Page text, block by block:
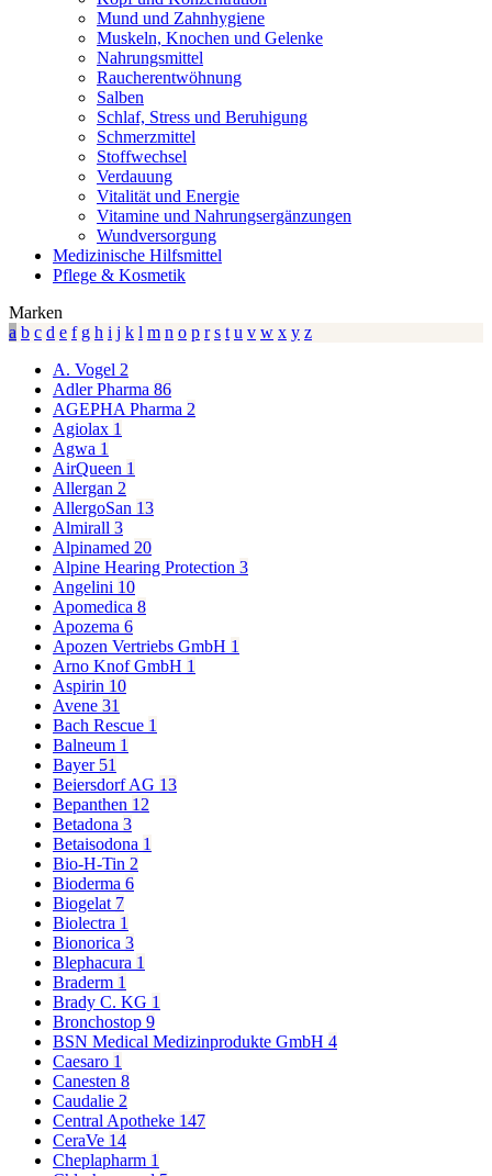
Packungsinhalt: 20 Stück, 40 Stück
Mund und Zahnhygiene
Muskeln, Knochen und Gelenke
Nahrungsmittel
Raucherentwöhnung
Salben
Schlaf, Stress und Beruhigung
Schmerzmittel
Stoffwechsel
Verdauung
Vitalität und Energie
Vitamine und Nahrungsergänzungen
Wundversorgung
Medizinische Hilfsmittel
Pflege & Kosmetik
Marken
a b c d e f g h i j k l m n o p r s t u v w x y z
A. Vogel 2
Adler Pharma 86
AGEPHA Pharma 2
Agiolax 1
Agwa 1
AirQueen 1
Allergan 2
AllergoSan 13
Almirall 3
Alpinamed 20
Alpine Hearing Protection 3
Angelini 10
Apomedica 8
Apozema 6
Apozen Vertriebs GmbH 1
Arno Knof GmbH 1
Aspirin 10
Avene 31
Bach Rescue 1
Balneum 1
Bayer 51
Beiersdorf AG 13
Bepanthen 12
Betadona 3
Betaisodona 1
Bio-H-Tin 2
Bioderma 6
Biogelat 7
Biolectra 1
Bionorica 3
Blephacura 1
Braderm 1
Brady C. KG 1
Bronchostop 9
BSN Medical Medizinprodukte GmbH 4
Caesaro 1
Canesten 8
Caudalie 2
Central Apotheke 147
CeraVe 14
Cheplapharm 1